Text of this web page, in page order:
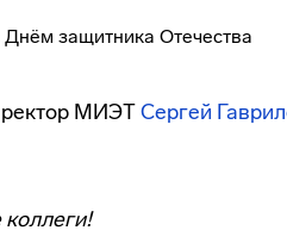
ректор МИЭТСергей